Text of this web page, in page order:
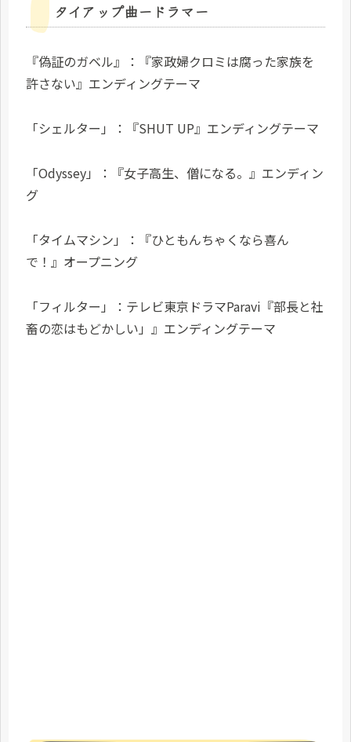
タイアップ曲ードラマー
『偽証のガベル』：『家政婦クロミは腐った家族を
許さない』エンディングテーマ
「シェルター」：『SHUT UP』エンディングテーマ
「Odyssey」：『女子高生、僧になる。』エンディン
グ
「タイムマシン」：『ひともんちゃくなら喜ん
で！』オープニング
「フィルター」：テレビ東京ドラマParavi『部長と社
畜の恋はもどかしい」』エンディングテーマ